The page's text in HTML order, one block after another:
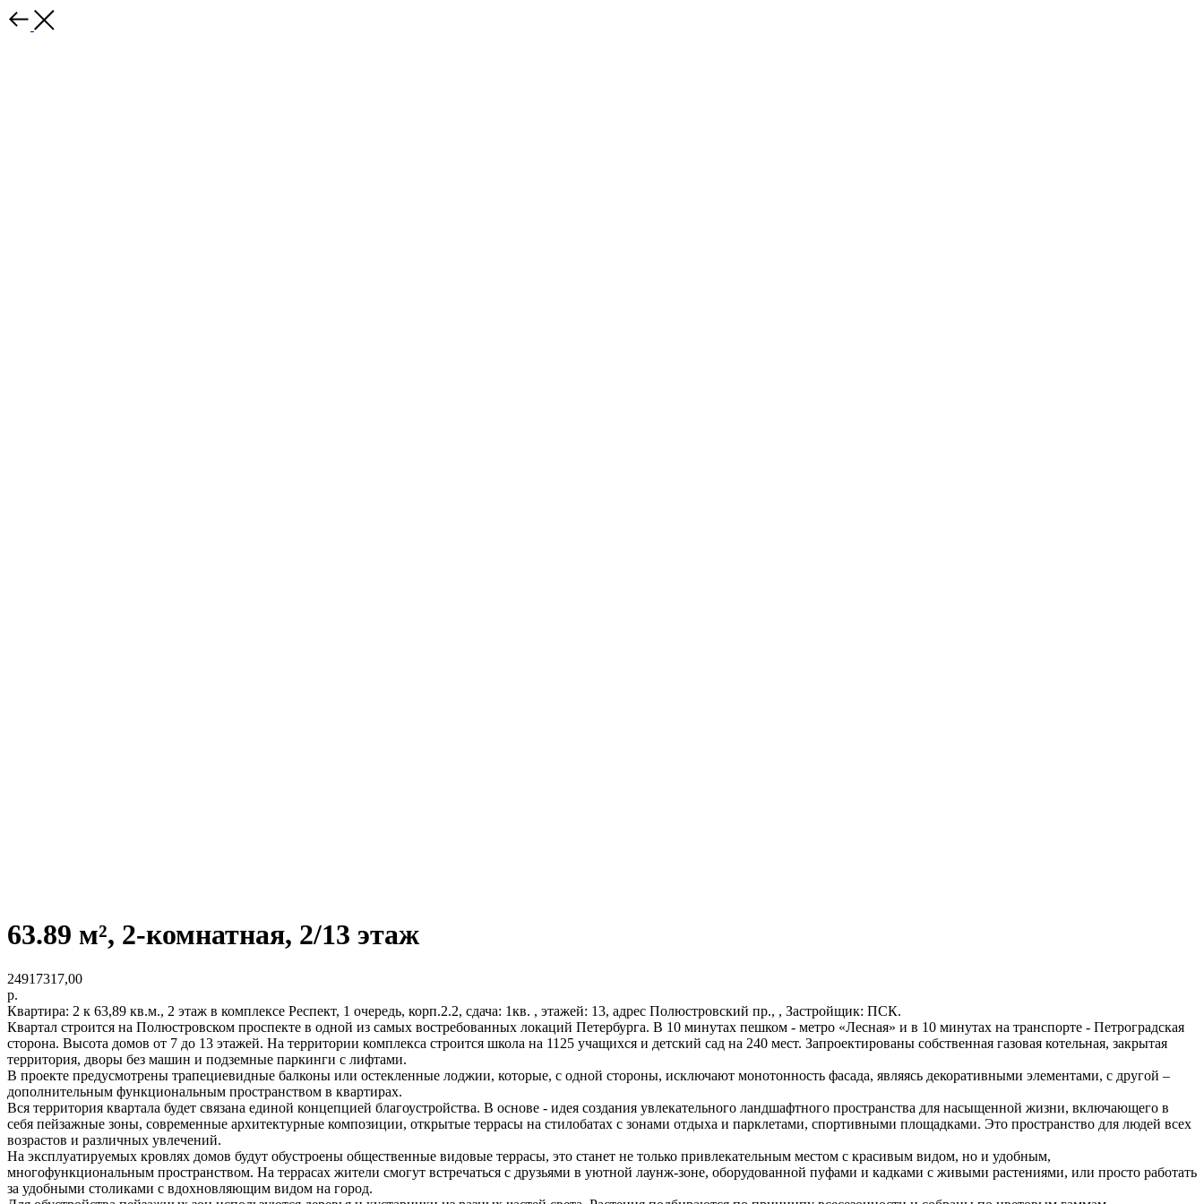
63.89 м², 2-комнатная, 2/13 этаж
24917317,00
р.
Квартира: 2 к 63,89 кв.м., 2 этаж в комплексе Респект, 1 очередь, корп.2.2, сдача: 1кв. , этажей: 13, адрес Полюстровский пр., , Застройщик: ПСК.
Квартал строится на Полюстровском проспекте в одной из самых востребованных локаций Петербурга. В 10 минутах пешком - метро «Лесная» и в 10 минутах на транспорте - Петроградская
сторона. Высота домов от 7 до 13 этажей. На территории комплекса строится школа на 1125 учащихся и детский сад на 240 мест. Запроектированы собственная газовая котельная, закрытая
территория, дворы без машин и подземные паркинги с лифтами.
В проекте предусмотрены трапециевидные балконы или остекленные лоджии, которые, с одной стороны, исключают монотонность фасада, являясь декоративными элементами, с другой –
дополнительным функциональным пространством в квартирах.
Вся территория квартала будет связана единой концепцией благоустройства. В основе - идея создания увлекательного ландшафтного пространства для насыщенной жизни, включающего в
себя пейзажные зоны, современные архитектурные композиции, открытые террасы на стилобатах с зонами отдыха и парклетами, спортивными площадками. Это пространство для людей всех
возрастов и различных увлечений.
На эксплуатируемых кровлях домов будут обустроены общественные видовые террасы, это станет не только привлекательным местом с красивым видом, но и удобным,
многофункциональным пространством. На террасах жители смогут встречаться с друзьями в уютной лаунж-зоне, оборудованной пуфами и кадками с живыми растениями, или просто работать
за удобными столиками с вдохновляющим видом на город.